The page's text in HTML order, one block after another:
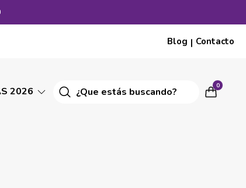
Blog | Contacto
2026 0